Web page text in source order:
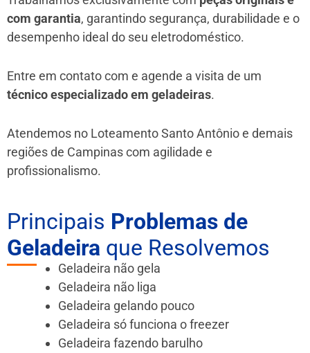
com garantia, garantindo segurança, durabilidade e o
desempenho ideal do seu eletrodoméstico.
Entre em contato com e agende a visita de um
técnico especializado em geladeiras.
Atendemos no Loteamento Santo Antônio e demais
regiões de Campinascom agilidade e
profissionalismo.
Principais Problemas de
Geladeira que Resolvemos
Geladeira não gela
Geladeira não liga
Geladeira gelando pouco
Geladeira só funciona o freezer
Geladeira fazendo barulho